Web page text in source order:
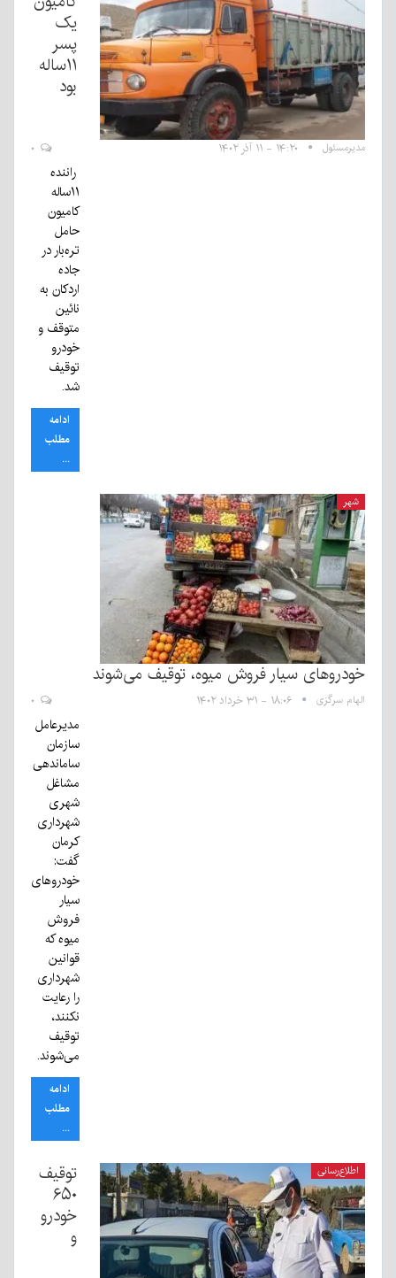
یک
پسر
۱۱ساله
بود
مدیرمسئول ۱۴:۲۰ - ۱۱ آذر ۱۴۰۲
راننده
۱۱ساله
کامیون
حامل
تره‌بار در
جاده
اردکان به
نائین
متوقف و
خودرو
توقیف
شد.
ادامه
مطلب
...
شهر
خودرو‌های سیار فروش میوه، توقیف می‌شوند
الهام سرگزی ۱۸:۰۶ - ۳۱ خرداد ۱۴۰۲
مدیرعامل
سازمان
ساماندهی
مشاغل
شهری
شهرداری
کرمان
گفت:
خودرو‌های
سیار
فروش
میوه که
قوانین
شهرداری
را رعایت
نکنند،
توقیف
می‌شوند.
ادامه
مطلب
...
اطلاع‌رسانی
توقیف
۶۵۰
خودرو
و